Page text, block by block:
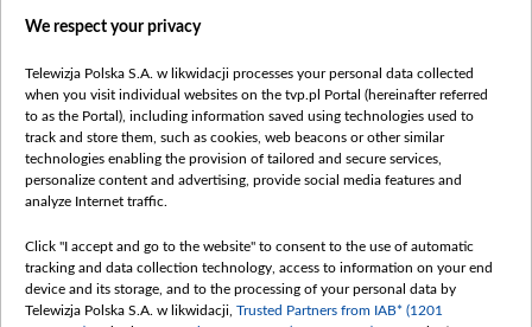
Правила использования материалов
Безопасность
Youtube
Белсат news
Белсат Life
Belsat English
Biełsat PL
Белсат Now
We respect your privacy
Telewizja Polska S.A. w likwidacji processes your personal data collected
when you visit individual websites on the tvp.pl Portal (hereinafter referred
to as the Portal), including information saved using technologies used to
track and store them, such as cookies, web beacons or other similar
technologies enabling the provision of tailored and secure services,
personalize content and advertising, provide social media features and
analyze Internet traffic.
Click "I accept and go to the website" to consent to the use of automatic
tracking and data collection technology, access to information on your end
device and its storage, and to the processing of your personal data by
Telewizja Polska S.A. w likwidacji, Trusted Partners from IAB* (1201